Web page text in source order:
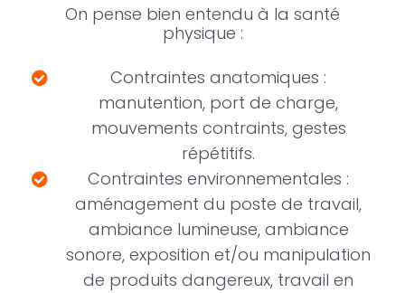
On pense bien entendu à la santé
physique :
Contraintes anatomiques :
manutention, port de charge,
mouvements contraints, gestes
répétitifs.
Contraintes environnementales :
aménagement du poste de travail,
ambiance lumineuse, ambiance
sonore, exposition et/ou manipulation
de produits dangereux, travail en